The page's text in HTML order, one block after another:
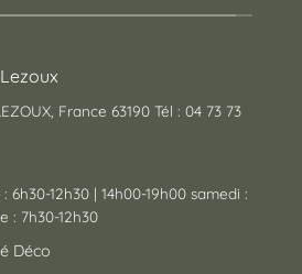
France 63190 Tél : 04 73 73
12h30 | 14h00-19h00 samedi :
: 7h30-12h30
Déco